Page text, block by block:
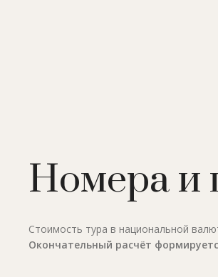
Номера и
Стоимость тура в национальной
Окончательный расчёт